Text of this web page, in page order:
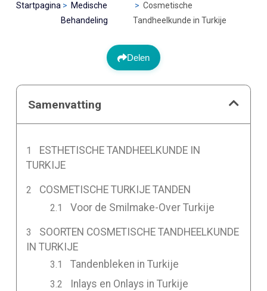
Startpagina
Medische
Behandeling
Cosmetische
Tandheelkunde in Turkije
Delen
Samenvatting
ESTHETISCHE TANDHEELKUNDE IN
TURKIJE
COSMETISCHE TURKIJE TANDEN
Voor de Smilmake-Over Turkije
SOORTEN COSMETISCHE TANDHEELKUNDE
IN TURKIJE
Tandenbleken in Turkije
Inlays en Onlays in Turkije